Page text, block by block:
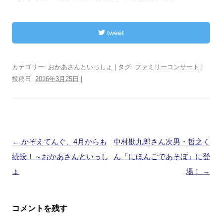
tweet
カテゴリー: おかあさんといっしょ | タグ: ファミリーコンサート
投稿日: 2016年3月25日
投
稿
ナ
← かぞえてんぐ、4月からも
続投！～おかあさんといっし
ょ
中村勘九郎さん次男・哲之く
ん「にほんごであそぼ」に登
場！
→
コメントを残す